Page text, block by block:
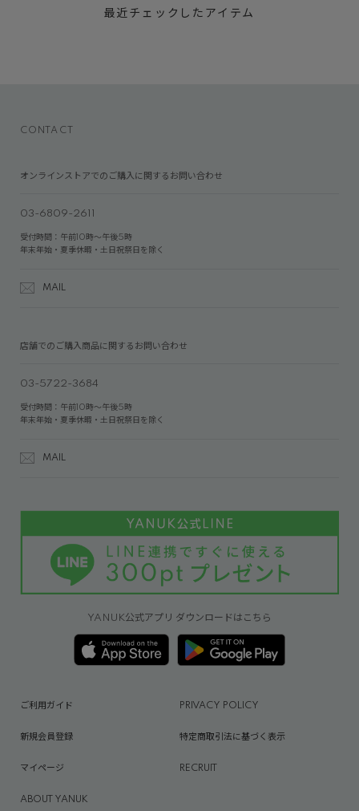
最近チェックしたアイテム
CONTACT
オンラインストアでのご購入に関するお問い合わせ
03-6809-2611
受付時間：午前10時～午後5時
年末年始・夏季休暇・土日祝祭日を除く
MAIL
店舗でのご購入商品に関するお問い合わせ
03-5722-3684
受付時間：午前10時～午後5時
年末年始・夏季休暇・土日祝祭日を除く
MAIL
YANUK公式アプリ ダウンロードはこちら
ご利用ガイド PRIVACY POLICY
新規会員登録 特定商取引法に基づく表示
マイページ RECRUIT
ABOUT YANUK